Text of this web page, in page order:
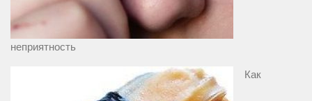
неприятность
Как